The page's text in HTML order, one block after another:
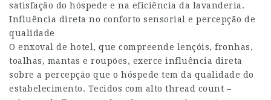
satisfação do hóspede e na eficiência da lavanderia.
Influência direta no conforto sensorial e percepção de
qualidade
O enxoval de hotel, que compreende lençóis, fronhas,
toalhas, mantas e roupões, exerce influência direta
sobre a percepção que o hóspede tem da qualidade do
estabelecimento. Tecidos com alto thread count –